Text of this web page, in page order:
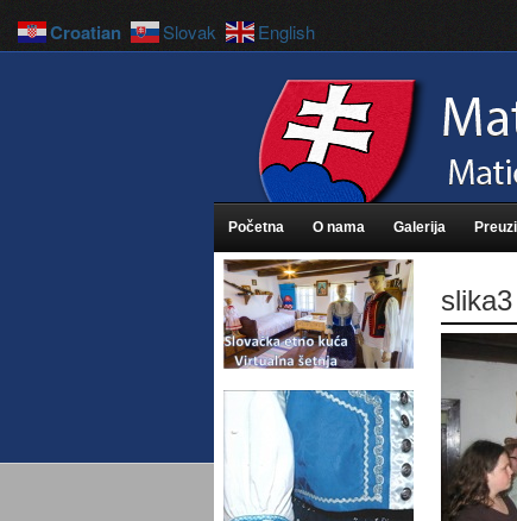
Početna O nama Galerija
slika3
Croatian Slovak English